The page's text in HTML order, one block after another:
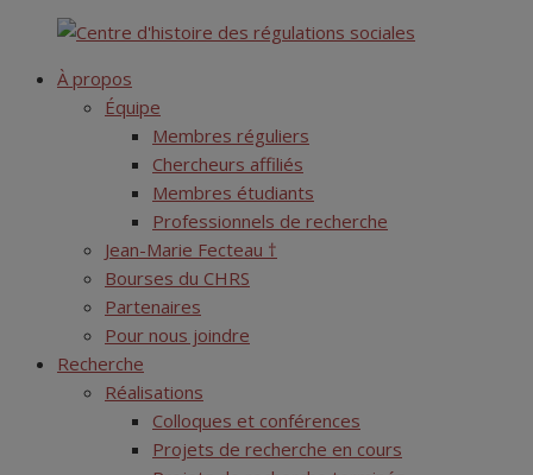
content
Centre d'histoire des régulations sociales
À propos
Équipe
Membres réguliers
Chercheurs affiliés
Membres étudiants
Professionnels de recherche
Jean-Marie Fecteau †
Bourses du CHRS
Partenaires
Pour nous joindre
Recherche
Réalisations
Colloques et conférences
Projets de recherche en cours